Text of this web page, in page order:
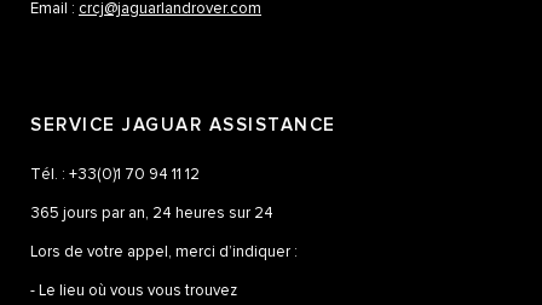
Email : crcj@jaguarlandrover.com
SERVICE JAGUAR ASSISTANCE
Tél. : +33(0)1 70 94 11 12
365 jours par an, 24 heures sur 24
Lors de votre appel, merci d’indiquer :
- Le lieu où vous vous trouvez